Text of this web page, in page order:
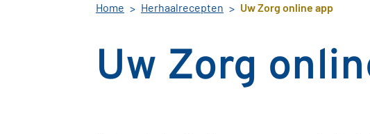
Home Herhaalrecepten Uw Zorg online app
Uw Zorg